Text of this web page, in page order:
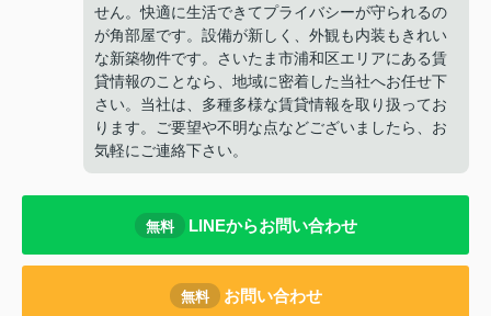
せん。快適に生活できてプライバシーが守られるの
が角部屋です。設備が新しく、外観も内装もきれい
な新築物件です。さいたま市浦和区エリアにある賃
貸情報のことなら、地域に密着した当社へお任せ下
さい。当社は、多種多様な賃貸情報を取り扱ってお
ります。ご要望や不明な点などございましたら、お
気軽にご連絡下さい。
無料 LINEからお問い合わせ
無料 お問い合わせ